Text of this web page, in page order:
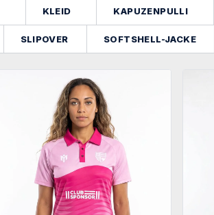
KLEID KAPUZENPULLI
SLIPOVER SOFTSHELL-JACKE